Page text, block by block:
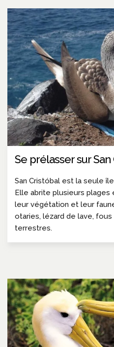
Se prélasser sur
San Cristóbal est la seule
Elle abrite plusieurs
leur végétation et leur
otaries, lézard de lave,
terrestres.